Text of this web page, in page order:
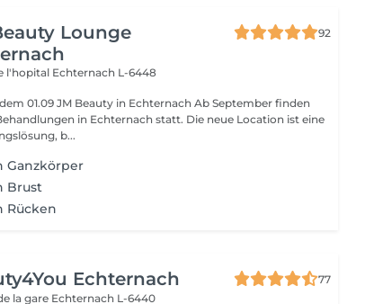
Lounge
92
l'hopital Echternach L-6448
in Echternach Ab September finden
in Echternach statt. Die neue Location ist eine
b...
Ganzkörper
Brust
Rücken
Echternach
77
la gare Echternach L-6440